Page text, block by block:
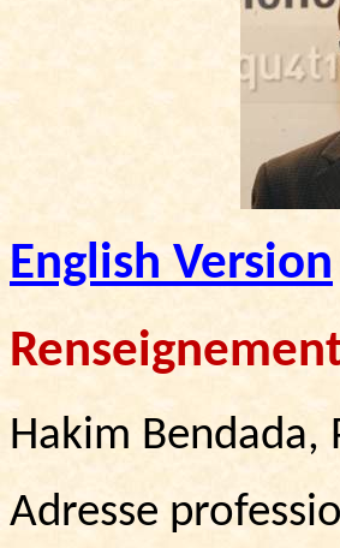
English Version
Hakim
Adresse